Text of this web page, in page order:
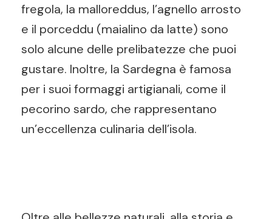
fregola, la malloreddus, l’agnello arrosto
e il porceddu (maialino da latte) sono
solo alcune delle prelibatezze che puoi
gustare. Inoltre, la Sardegna è famosa
per i suoi formaggi artigianali, come il
pecorino sardo, che rappresentano
un’eccellenza culinaria dell’isola.